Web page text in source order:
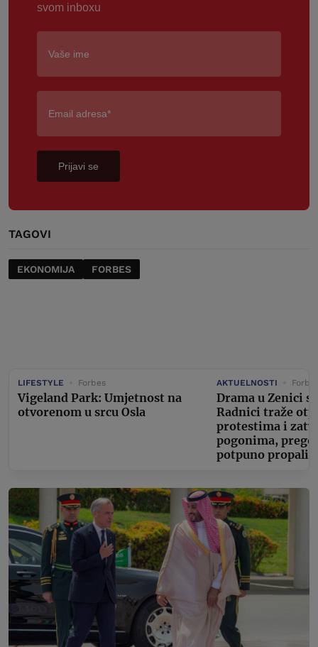
svom inboxu
Prijavi se
TAGOVI
EKONOMIJA FORBES
LIFESTYLE Forbes
Vigeland Park: Umjetnost na
otvorenom u srcu Osla
AKTUELNOSTI
Drama u Zenici
Radnici traže
protestima i
pogonima,
potpuno propali